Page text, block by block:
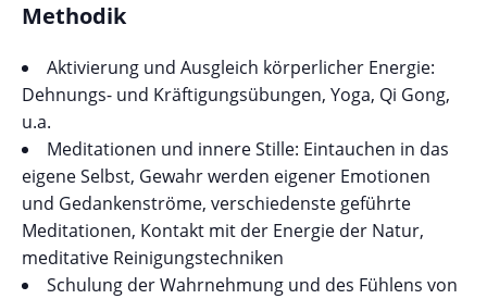
Methodik
Aktivierung und Ausgleich körperlicher Energie:
Dehnungs- und Kräftigungsübungen, Yoga, Qi Gong,
u.a.
Meditationen und innere Stille: Eintauchen in das
eigene Selbst, Gewahr werden eigener Emotionen
und Gedankenströme, verschiedenste geführte
Meditationen, Kontakt mit der Energie der Natur,
meditative Reinigungstechniken
Schulung der Wahrnehmung und des Fühlens von